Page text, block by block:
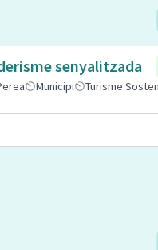
senyalitzada
Municipi Turisme